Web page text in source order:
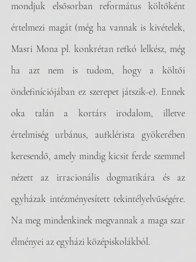
mondjuk elsősorban református költőként
értelmezi magát (még ha vannak is kivételek,
Masri Mona pl. konkrétan refkó lelkész, még
ha azt nem is tudom, hogy a költői
öndefiníciójában ez szerepet játszik-e). Ennek
oka talán a kortárs irodalom, illetve
értelmiség urbánus, aufklérista gyökerében
keresendő, amely mindig kicsit ferde szemmel
nézett az irracionális dogmatikára és az
egyházak intézményesített tekintélyelvűségére.
Na meg mindenkinek megvannak a maga szar
élményei az egyházi középiskolákból.